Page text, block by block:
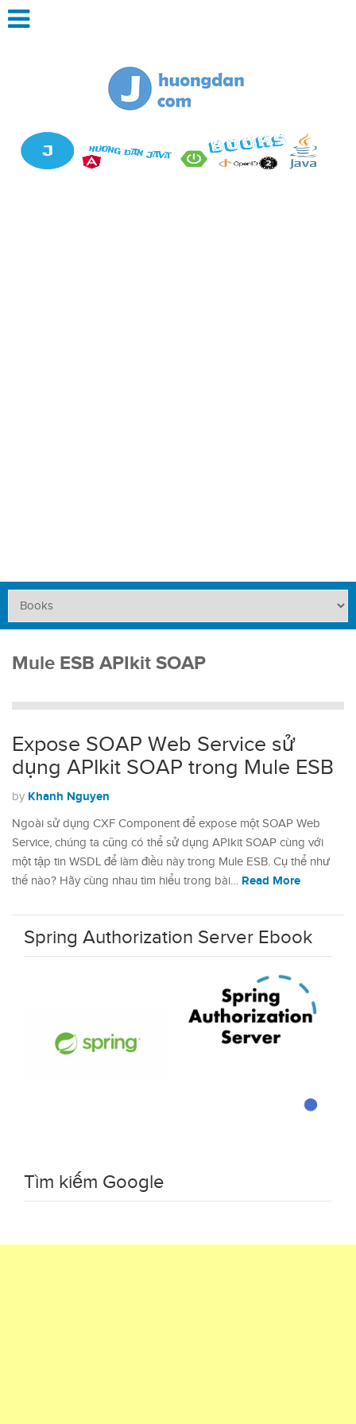
Mule ESB APIkit SOAP
Expose SOAP Web Service sử
dụng APIkit SOAP trong Mule ESB
by Khanh Nguyen
Ngoài sử dụng CXF Component để expose một SOAP Web
Service, chúng ta cũng có thể sử dụng APIkit SOAP cùng với
một tập tin WSDL để làm điều này trong Mule ESB. Cụ thể như
thế nào? Hãy cùng nhau tìm hiểu trong bài… Read More
Spring Authorization Server Ebook
Tìm kiếm Google